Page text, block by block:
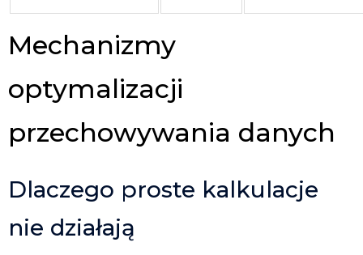
Mechanizmy
optymalizacji
przechowywania danych
Dlaczego proste kalkulacje
nie działają